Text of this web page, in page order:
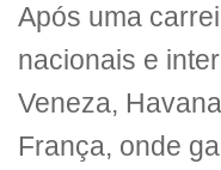
Após uma
nacionais e
Veneza,
França, onde